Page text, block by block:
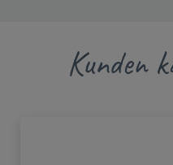
Kunden